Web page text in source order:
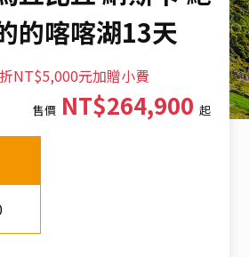
的喀喀湖13天
NT$5,000元加贈小費
售價NT$264,900 起